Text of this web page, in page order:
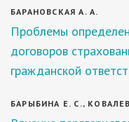
БАРАНОВСКАЯ А. А.
Проблемы
договоров
гражданской
БАРЫБИНА Е. С.,